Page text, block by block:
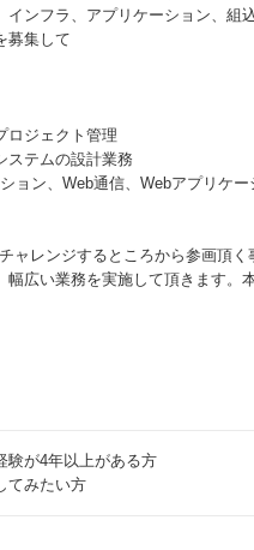
ンフラ、アプリケーション、組
募集して
ロジェクト管理
ステムの設計業務
ョン、Web通信、Webアプリケ
レンジするところから参画頂く
広い業務を実施して頂きます。
験が4年以上がある方
てみたい方